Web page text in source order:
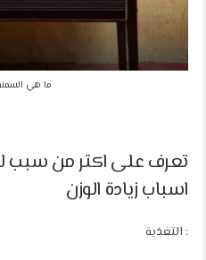
ما هي
تعرف على اكتر من سبب
اسباب زيادة الوزن
: التغذية